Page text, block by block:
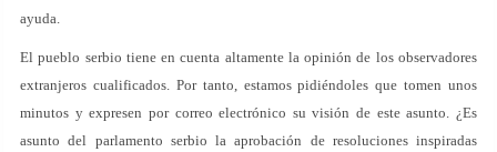
ayuda.
El pueblo serbio tiene en cuenta altamente la opinión de los observadores
extranjeros cualificados. Por tanto, estamos pidiéndoles que tomen unos
minutos y expresen por correo electrónico su visión de este asunto. ¿Es
asunto del parlamento serbio la aprobación de resoluciones inspiradas